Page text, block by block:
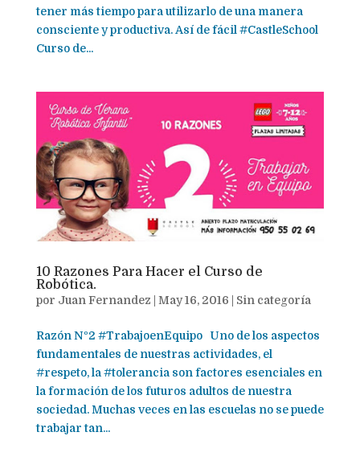
tener más tiempo para utilizarlo de una manera
consciente y productiva. Así de fácil #CastleSchool
Curso de...
10 Razones Para Hacer el Curso de
Robótica.
por Juan Fernandez May 16, 2016 Sin categoría
Razón Nº2 ‪#‎TrabajoenEquipo‬ Uno de los aspectos
fundamentales de nuestras actividades, el
‪#‎respeto‬, la ‪#‎tolerancia‬ son factores esenciales en
la formación de los futuros adultos de nuestra
sociedad. Muchas veces en las escuelas no se puede
trabajar tan...